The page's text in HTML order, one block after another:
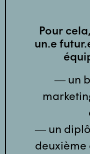
Pour
un.e
― un
― un
deuxième